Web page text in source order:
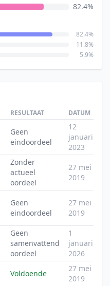
82.4%
82.4%
11.8%
5.9%
RESULTAAT DATUM
Geen
eindoordeel
12
januari
2023
Zonder
actueel
oordeel
27 mei
2019
Geen
eindoordeel
27 mei
2019
Geen
samenvattend
oordeel
1
januari
2026
Voldoende
27 mei
2019